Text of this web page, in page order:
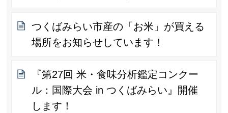
つくばみらい市産の「お米」が買える
場所をお知らせしています！
『第27回 米・食味分析鑑定コンクー
ル：国際大会 in つくばみらい』開催
します！